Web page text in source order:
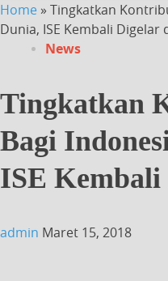
Home »Tingkatkan
Dunia, ISE Kembali Digelar
News
Tingkatkan
Bagi
ISE Kembali
admin Maret 15, 2018